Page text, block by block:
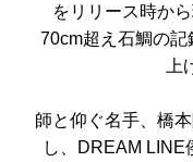
をリリース時か
70cm超え石鯛の
師と仰ぐ名手、橋
し、DREAM LINE